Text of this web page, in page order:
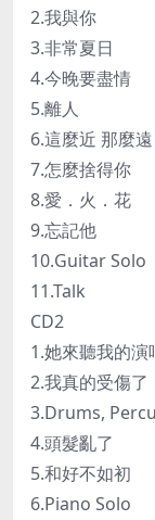
2.我與你
3.非常夏日
4.今晚要盡情
5.離人
6.這麼近 那麼遠
7.怎麼捨得你
8.愛．火．花
9.忘記他
10.Guitar Solo
11.Talk
CD2
1.她來聽我的演
2.我真的受傷了
3.Drums,
4.頭髮亂了
5.和好不如初
6.Piano Solo